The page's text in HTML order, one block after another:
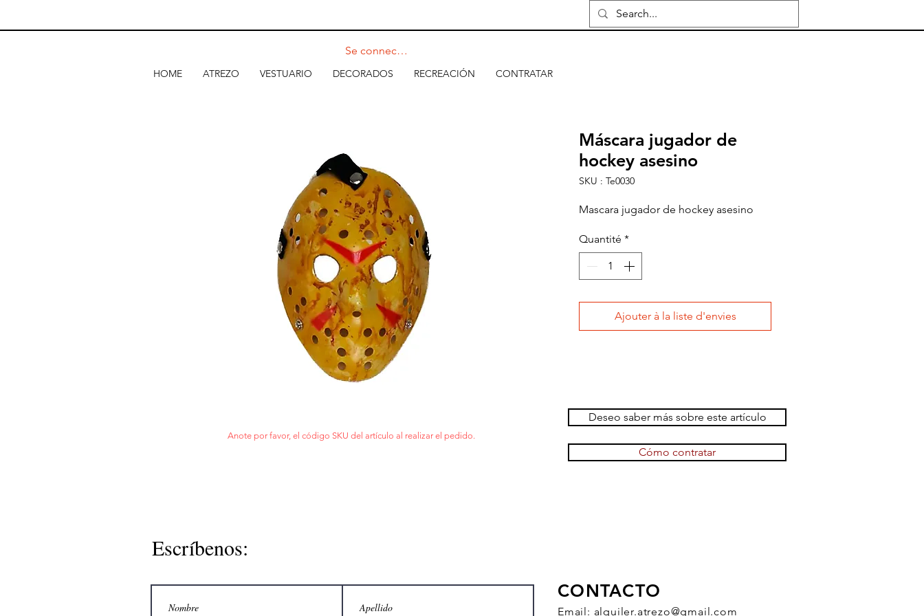
HOME ATREZO VESTUARIO DECORADOS RECREACIÓN CONTRATAR
Se connecter
Máscara jugador de
hockey asesino
SKU : Te0030
Mascara jugador de hockey asesino
Quantité *
Ajouter à la liste d'envies
Deseo saber más sobre este artículo
Anote por favor, el código SKU del artículo al realizar el pedido.
Cómo contratar
Escríbenos:
CONTACTO
Email: alquiler.atrezo@gmail.com